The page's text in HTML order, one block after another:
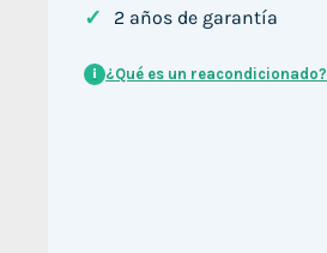
✓ 2 años de garantía
i ¿Qué es un reacondicionado?